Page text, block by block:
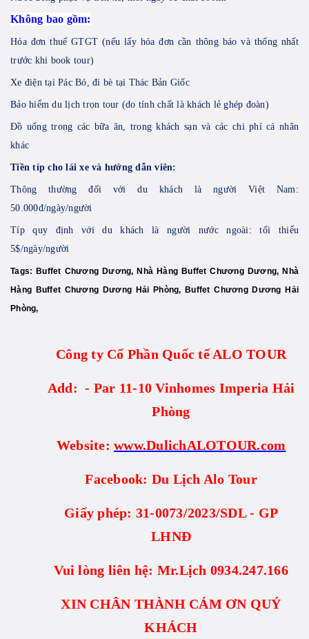
Không bao gồm:
Hóa đơn thuế GTGT (nếu lấy hóa đơn cần thông báo và thống nhất
trước khi book tour)
Xe điện tại Pác Bó, đi bè tại Thác Bản Giốc
Bảo hiểm du lịch trọn tour (do tính chất là khách lẻ ghép đoàn)
Đồ uống trong các bữa ăn, trong khách sạn và các chi phí cá nhân
khác
Tiền típ cho lái xe và hướng dẫn viên:
Thông thường đối với du khách là người Việt Nam:
50.000đ/ngày/người
Típ quy định với du khách là người nước ngoài: tối thiểu
5$/ngày/người
Tags: Buffet Chương Dương, Nhà Hàng Buffet Chương Dương, Nhà
Hàng Buffet Chương Dương Hải Phòng, Buffet Chương Dương Hải
Phòng,
Công ty Cổ Phần Quốc tế ALO TOUR
Add: - Par 11-10 Vinhomes Imperia Hải
Phòng
Website: www.DulichALOTOUR.com
Facebook: Du Lịch Alo Tour
Giấy phép: 31-0073/2023/SDL - GP
LHNĐ
Vui lòng liên hệ: Mr.Lịch 0934.247.166
XIN CHÂN THÀNH CÁM ƠN QUÝ
KHÁCH